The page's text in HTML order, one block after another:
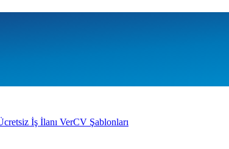
İş İlanı VerCV Şablonları